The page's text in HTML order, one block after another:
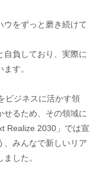
ウをずっと磨き続けて
自負しており、実際に
す。
ビジネスに活かす領
せるため、その領域に
Realize 2030」では宣
、みんなで新しいリア
した。